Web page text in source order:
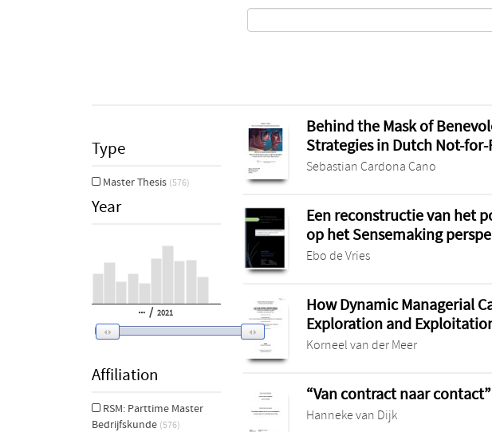
Type
Master Thesis (576)
Year
/ 2021
Affiliation
RSM: Parttime Master
Bedrijfskunde (576)
Behind the Mask of
Strategies in Dutch Not-
Sebastian Cardona Cano
Een reconstructie van het
op het Sensemaking
Ebo de Vries
How Dynamic Managerial
Exploration and
Korneel van der Meer
“Van contract naar contact”
Hanneke van Dijk